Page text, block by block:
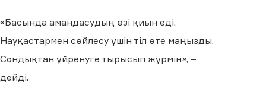
«Басында амандасудың өзі қиын еді.
Науқастармен сөйлесу үшін тіл өте маңызды.
Сондықтан үйренуге тырысып жүрмін», –
дейді.